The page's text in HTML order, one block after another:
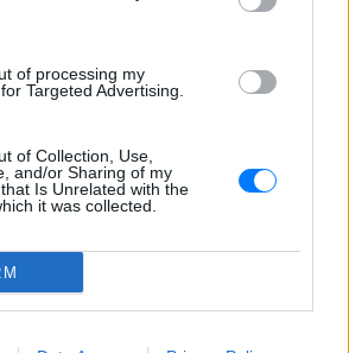
of processing my
Targeted Advertising.
of Collection, Use,
and/or Sharing of my
Is Unrelated with the
it was collected.